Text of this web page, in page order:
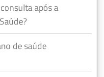
após a
de saúde